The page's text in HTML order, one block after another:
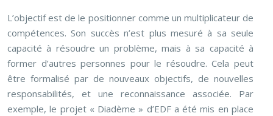
L’objectif est de le positionner comme un multiplicateur de
compétences. Son succès n’est plus mesuré à sa seule
capacité à résoudre un problème, mais à sa capacité à
former d’autres personnes pour le résoudre. Cela peut
être formalisé par de nouveaux objectifs, de nouvelles
responsabilités, et une reconnaissance associée. Par
exemple, le projet « Diadème » d’EDF a été mis en place